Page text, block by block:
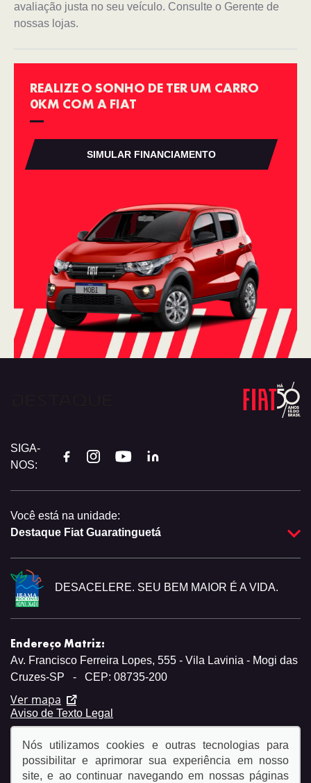
avaliação justa no seu veículo. Consulte o Gerente de
nossas lojas.
REALIZE O SONHO DE TER UM CARRO
0KM COM A FIAT
SIMULAR FINANCIAMENTO
SIGA-
NOS:
Você está na unidade:
Destaque Fiat Guaratinguetá
DESACELERE. SEU BEM MAIOR É A VIDA.
Endereço Matriz:
Av. Francisco Ferreira Lopes, 555 - Vila Lavinia - Mogi das
Cruzes-SP
- CEP: 08735-200
Ver mapa
Aviso de Texto Legal
Nós utilizamos cookies e outras tecnologias para
possibilitar e aprimorar sua experiência em nosso
site, e ao continuar navegando em nossas páginas